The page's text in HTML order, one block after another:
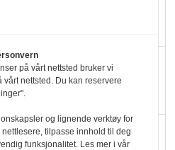
varer, men fulle
mat i butikken
på vårt nettsted bruker vi
nettsted. Du kan reservere
og lignende verktøy for
tilpasse innhold til deg
funksjonalitet. Les mer i vår